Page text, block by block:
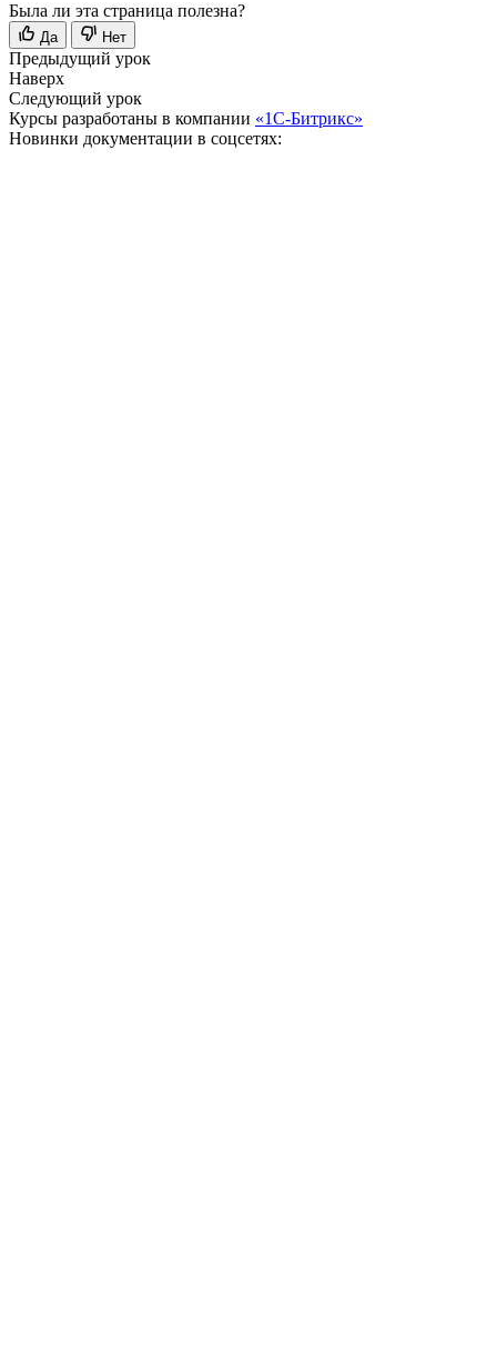
Была ли эта страница полезна?
Да Нет
Предыдущий урок
Наверх
Следующий урок
Курсы разработаны в компании «1С-Битрикс»
Новинки документации в соцсетях: